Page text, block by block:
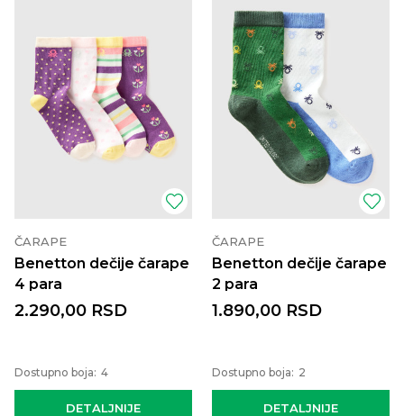
ČARAPE
Benetton dečije čarape
4 para
DETALJNIJE
2.290,00 RSD
Dostupno boja: 4
ČARAPE
Benetton dečije čarape
2 para
DETALJNIJE
1.890,00 RSD
Dostupno boja: 2